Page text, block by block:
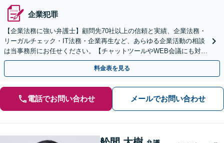
企業犯罪
【企業法務に強い弁護士】顧問先70社以上の信頼と実績、企業法務・
リーガルチェック・IT法務・企業再生など、あらゆる企業活動の相談
は当事務所にお任せください。【チャットツールやWEB会議にも対
応】
料金表を見る
電話でお問い合わせ メールでお問い合わせ